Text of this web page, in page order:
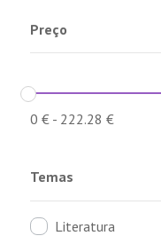
Preço
0 €- 222.28 €
Temas
Literatura